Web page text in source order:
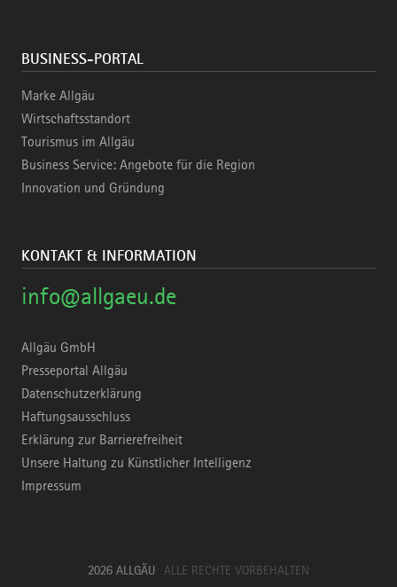
BUSINESS-PORTAL
Marke Allgäu
Wirtschaftsstandort
Tourismus im Allgäu
Business Service: Angebote für die Region
Innovation und Gründung
KONTAKT & INFORMATION
info@allgaeu.de
Allgäu GmbH
Presseportal Allgäu
Datenschutzerklärung
Haftungsausschluss
Erklärung zur Barrierefreiheit
Unsere Haltung zu Künstlicher Intelligenz
Impressum
2026 ALLGÄU ALLE RECHTE VORBEHALTEN